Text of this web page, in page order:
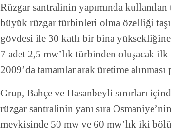
Rüzgar santralinin yapımında
büyük rüzgar türbinleri olma özelliği
gövdesi ile 30 katlı bir bina
7 adet 2,5 mw’lık türbinden oluşacak ilk
2009’da tamamlanarak üretime alınması
Grup, Bahçe ve Hasanbeyli sınırları
rüzgar santralinin yanı sıra
mevkisinde 50 mw ve 60 mw’lık iki